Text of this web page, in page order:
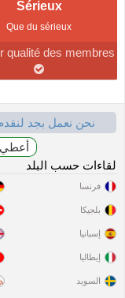
Sérieux
Que du sérieux
qualité des membres
نحن نعمل بجد
لقاءات حسب البلد
فرنسا
بلجيكا
إسبانيا
إيطاليا
السويد